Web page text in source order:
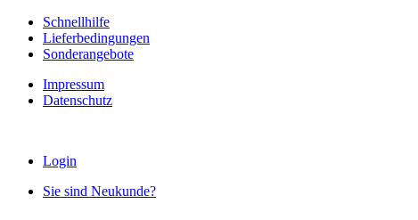
Schnellhilfe
Lieferbedingungen
Sonderangebote
Impressum
Datenschutz
Login
Sie sind Neukunde?